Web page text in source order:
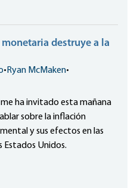
destruye a la
• Ryan McMaken•
ha invitado esta mañana
sobre la inflación
y sus efectos en las
Estados Unidos.